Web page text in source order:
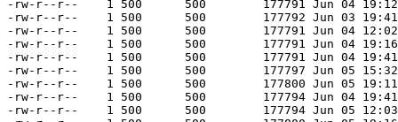
-rw-r--r--    1 500      500        177791 Jun 04
-rw-r--r--    1 500      500        177792 Jun 03
-rw-r--r--    1 500      500        177791 Jun 04
-rw-r--r--    1 500      500        177791 Jun 04
-rw-r--r--    1 500      500        177791 Jun 04
-rw-r--r--    1 500      500        177797 Jun 05
-rw-r--r--    1 500      500        177800 Jun 05
-rw-r--r--    1 500      500        177794 Jun 04
-rw-r--r--    1 500      500        177794 Jun 05